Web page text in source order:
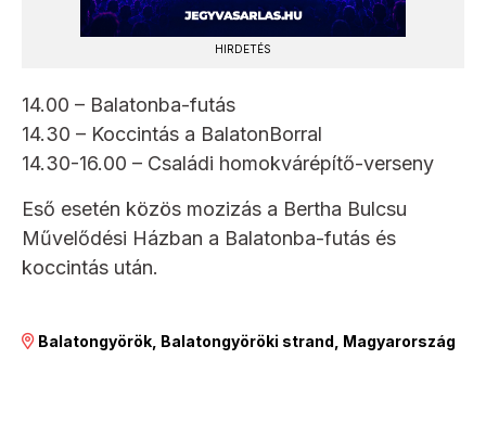
HIRDETÉS
14.00 – Balatonba-futás
14.30 – Koccintás a BalatonBorral
14.30-16.00 – Családi homokvárépítő-verseny
Eső esetén közös mozizás a Bertha Bulcsu
Művelődési Házban a Balatonba-futás és
koccintás után.
Balatongyörök, Balatongyöröki strand, Magyarország